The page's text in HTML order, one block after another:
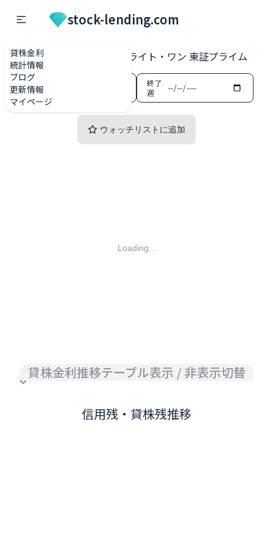
貸株金利
統計情報
ブログ
更新情報
マイページ
stock-lending.com
貸株金利一覧 1417 ミライト・ワン 東証プライム
開始
週
終了
週
ウォッチリストに追加
Loading...
貸株金利推移テーブル表示 / 非表示切替
信用残・貸株残推移